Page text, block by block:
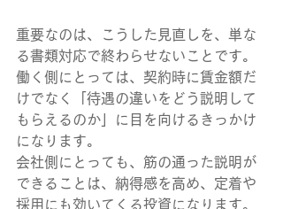
重要なのは、こうした見直しを、単な
る書類対応で終わらせないことです。
働く側にとっては、契約時に賃金額だ
けでなく「待遇の違いをどう説明して
もらえるのか」に目を向けるきっかけ
になります。
会社側にとっても、筋の通った説明が
できることは、納得感を高め、定着や
採用にも効いてくる投資になります。